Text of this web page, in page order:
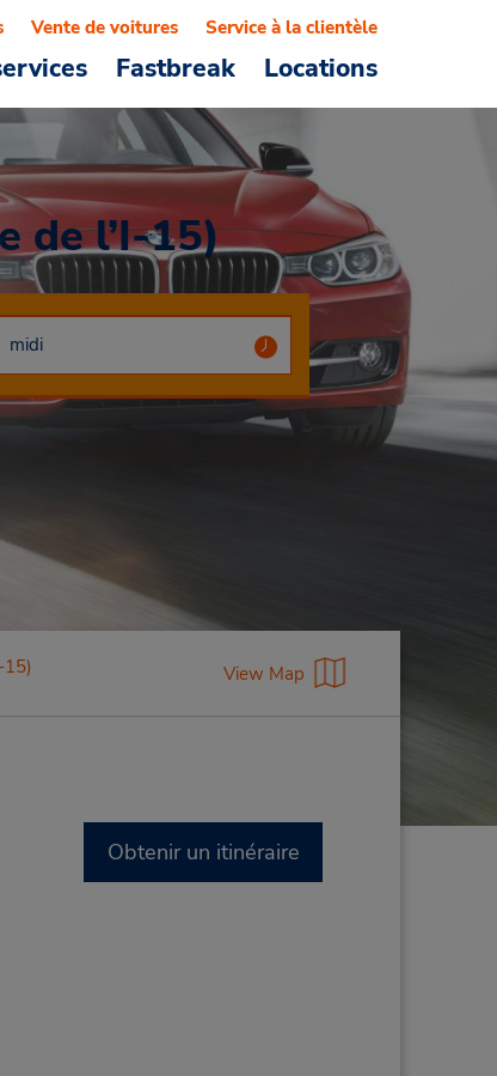
Fastbreak Locations
Vente de voitures Service à la clientèle
de l’I-15)
15) View Map
Obtenir un itinéraire